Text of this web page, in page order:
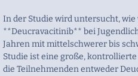
In der Studie wird untersucht,
**Deucravacitinib** bei
Jahren mit mittelschwerer bis
Studie ist eine große,
die Teilnehmenden entweder